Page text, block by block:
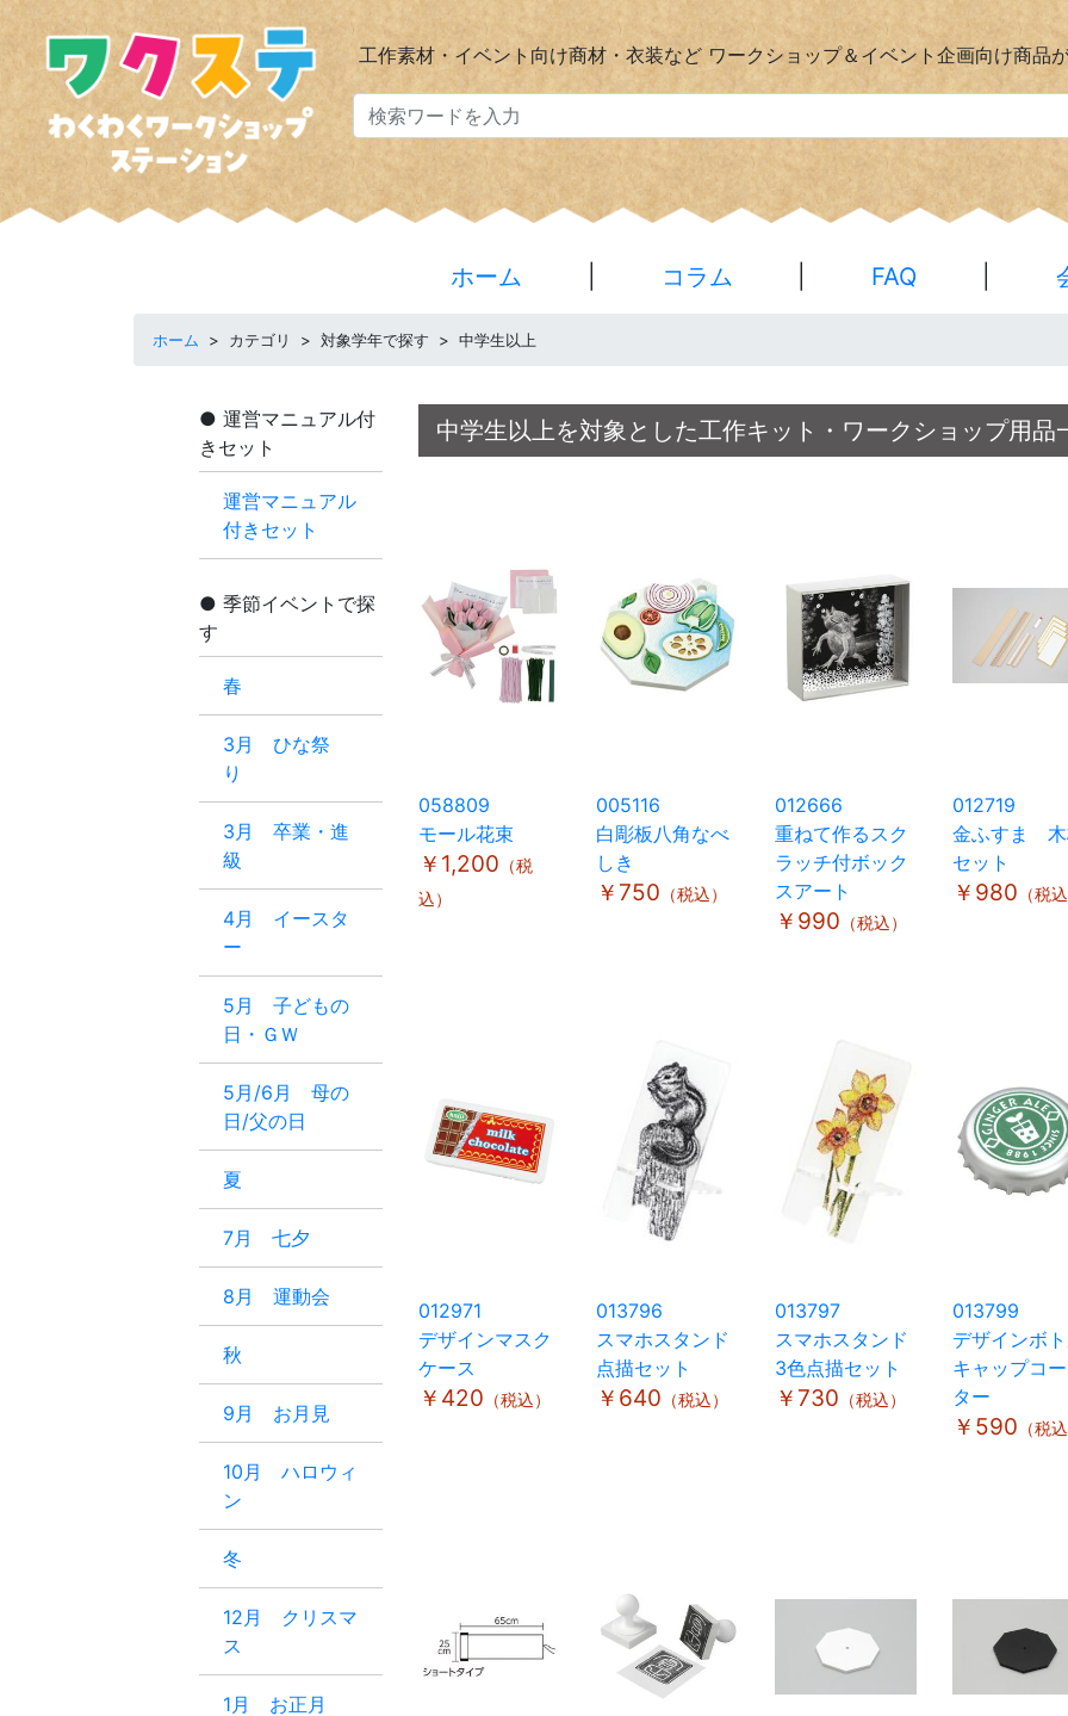
工作素材・イベント向け商材・衣装など ワークショップ＆イベント企画向け商品
ホーム コラム FAQ
ホーム > カテゴリ > 対象学年で探す > 中学生以上
運営マニュアル付
きセット
運営マニュアル
付きセット
季節イベントで探
す
春
3月 ひな祭
り
3月 卒業・進
級
4月 イースタ
ー
5月 子どもの
日・ＧＷ
5月/6月 母の
日/父の日
夏
7月 七夕
8月 運動会
秋
9月 お月見
10月 ハロウィ
ン
冬
12月 クリスマ
ス
1月 お正月
中学生以上を対象とした工作キット・ワークショップ用品
058809
モール花束
￥1,200 （税
込）
005116
白彫板八角なべ
しき
￥750 （税込）
012666
重ねて作るスク
ラッチ付ボック
スアート
￥990 （税込）
012719
金ふすま
セット
￥980 （税
012971
デザインマスク
ケース
￥420 （税込）
013796
スマホスタンド
点描セット
￥640 （税込）
013797
スマホスタンド
3色点描セット
￥730 （税込）
013799
デザインボ
キャップコ
ター
￥590 （税